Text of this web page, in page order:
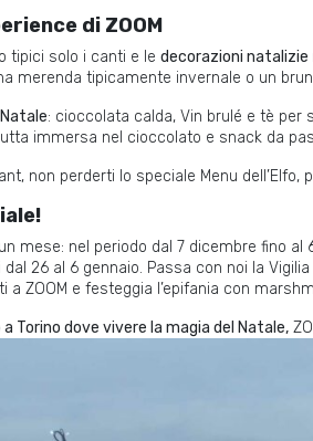
di ZOOM
tipici solo i canti e le decorazioni natalizie
merenda tipicamente invernale o un
: cioccolata calda, Vin brulé e tè per
immersa nel cioccolato e snack da
non perderti lo speciale Menu
mese: nel periodo dal 7 dicembre fino
26 al 6 gennaio. Passa con noi la
a ZOOM e festeggia l’epifania con
Torino dove vivere la magia del Natale,